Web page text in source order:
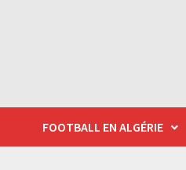
FOOTBALL EN ALGÉRIE